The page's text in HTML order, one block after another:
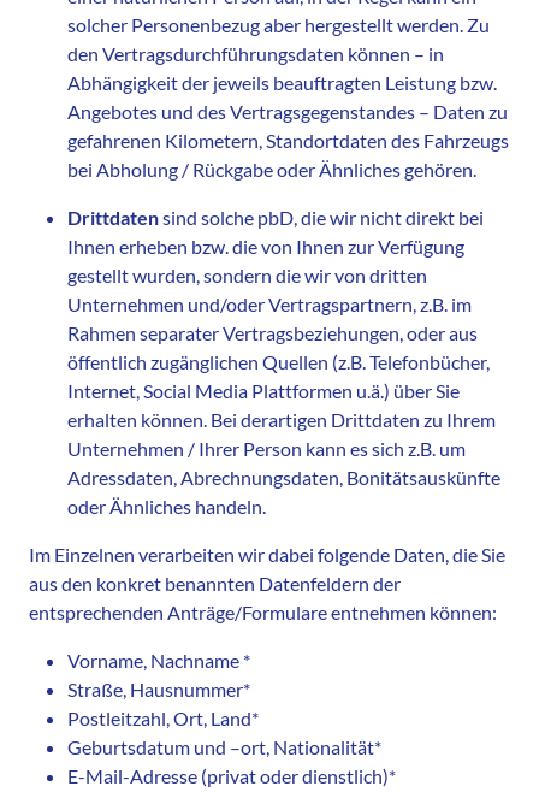
solcher Personenbezug aber hergestellt werden. Zu
den Vertragsdurchführungsdaten können – in
Abhängigkeit der jeweils beauftragten Leistung bzw.
Angebotes und des Vertragsgegenstandes – Daten zu
gefahrenen Kilometern, Standortdaten des Fahrzeugs
bei Abholung / Rückgabe oder Ähnliches gehören.
Drittdatensind solche pbD, die wir nicht direkt bei
Ihnen erheben bzw. die von Ihnen zur Verfügung
gestellt wurden, sondern die wir von dritten
Unternehmen und/oder Vertragspartnern, z.B. im
Rahmen separater Vertragsbeziehungen, oder aus
öffentlich zugänglichen Quellen (z.B. Telefonbücher,
Internet, Social Media Plattformen u.ä.) über Sie
erhalten können. Bei derartigen Drittdaten zu Ihrem
Unternehmen / Ihrer Person kann es sich z.B. um
Adressdaten, Abrechnungsdaten, Bonitätsauskünfte
oder Ähnliches handeln.
Im Einzelnen verarbeiten wir dabei folgende Daten, die Sie
aus den konkret benannten Datenfeldern der
entsprechenden Anträge/Formulare entnehmen können:
Vorname, Nachname *
Straße, Hausnummer*
Postleitzahl, Ort, Land*
Geburtsdatum und –ort, Nationalität*
E-Mail-Adresse (privat oder dienstlich)*